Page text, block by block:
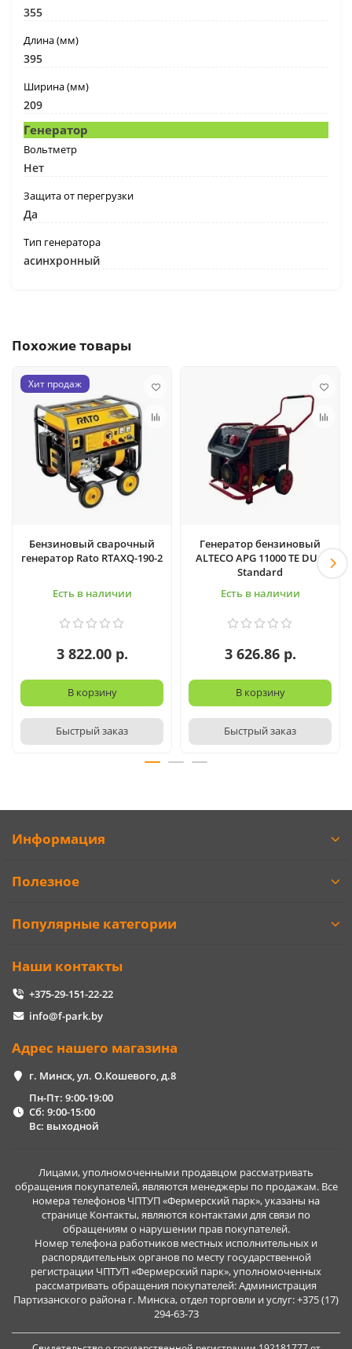
355
Длина (мм)
395
Ширина (мм)
209
Генератор
Вольтметр
Нет
Защита от перегрузки
Да
Тип генератора
асинхронный
Похожие товары
Хит продаж
Бензиновый сварочный
генератор Rato RTAXQ-190-2
Есть в наличии
3 822.00 р.
В корзину
Быстрый заказ
Генератор бензиновый
ALTECO APG 11000 TE DUO
Standard
Есть в наличии
3 626.86 р.
В корзину
Быстрый заказ
Информация
Полезное
Популярные категории
Наши контакты
+375-29-151-22-22
info@f-park.by
Адрес нашего магазина
г. Минск, ул. О.Кошевого, д.8
Пн-Пт: 9:00-19:00
Сб: 9:00-15:00
Вс: выходной
Лицами, уполномоченными продавцом рассматривать
обращения покупателей, являются менеджеры по продажам. Все
номера телефонов ЧПТУП «Фермерский парк», указаны на
странице Контакты, являются контактами для связи по
обращениям о нарушении прав покупателей.
Номер телефона работников местных исполнительных и
распорядительных органов по месту государственной
регистрации ЧПТУП «Фермерский парк», уполномоченных
рассматривать обращения покупателей: Администрация
Партизанского района г. Минска, отдел торговли и услуг: +375 (17)
294-63-73